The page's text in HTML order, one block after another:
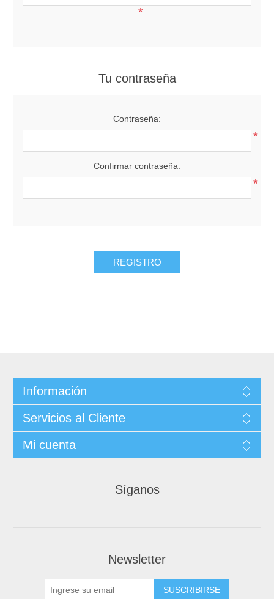
*
Tu contraseña
Contraseña:
*
Confirmar contraseña:
*
Información
Servicios al Cliente
Mi cuenta
Síganos
Newsletter